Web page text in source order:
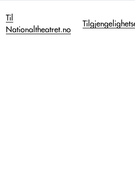
Til
Nationaltheatret.no